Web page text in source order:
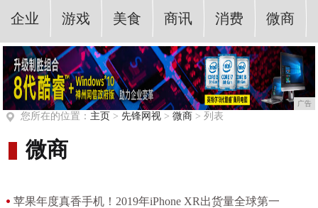
企业 游戏 美食 商讯 消费 微商
广告
您所在的位置： 主页 > 先锋网视> 微商> 列表
微商
苹果年度真香手机！2019年iPhone XR出货量全球第一